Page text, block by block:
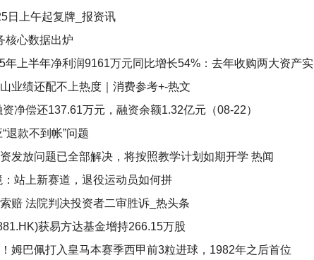
日上午起复牌_报资讯
核心数据出炉
年上半年净利润9161万元同比增长54%：去年收购两大资产实
业绩还配不上热度｜消费参考+-热文
净偿还137.61万元，融资余额1.32亿元（08-22）
退款不到帐”问题
发放问题已全部解决，将按照教学计划如期开学 热闻
站上新赛道，退役运动员如何拼
赔 法院判决投资者二审胜诉_热头条
获易方达基金增持266.15万股
姆巴佩打入皇马本赛季西甲前3粒进球，1982年之后首位